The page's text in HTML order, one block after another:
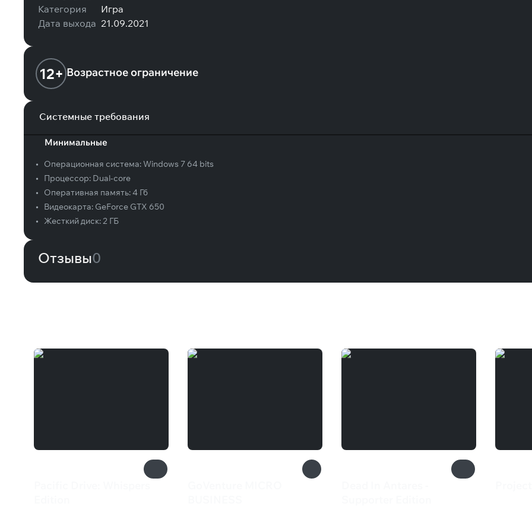
Категория
Игра
Дата выхода 21.09.2021
12+ Возрастное ограничение
Системные требования
Минимальные
• Операционная система:Windows 7 64 bits
•
Процессор: Dual-core
•
Оперативная память:4 Гб
•
Видеокарта: GeForce GTX 650
•
Жесткий диск:2 ГБ
Отзывы0